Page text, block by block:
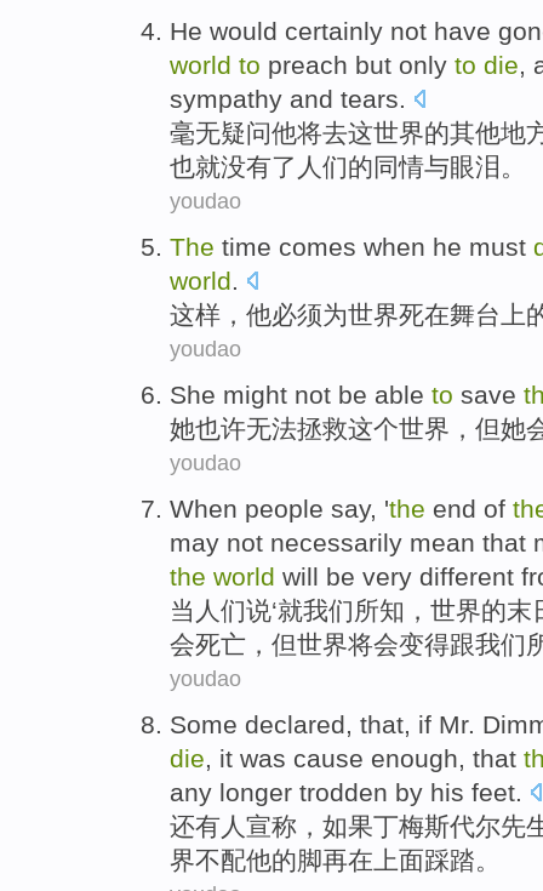
He would certainly not have
world to preach but only to die,
sympathy and tears.
毫无疑问他将去这世界的其他地
也就没有了 人们的同情与眼泪 。
youdao
The time comes when he must
world.
这样， 他必须为世界死在舞台 上
youdao
She might not be able to save
她也许无法拯救这个世界 ， 但她
youdao
When people say, 'the end of
may not necessarily mean that
the world will be very different
当 人们说‘就我们所知 ， 世界的末
会死亡 ， 但世界将会变得跟我们
youdao
Some declared , that, if Mr.
die
it was cause enough, that
any longer trodden by his feet
还有人 宣称 ， 如果丁梅斯代尔先
界不配他的脚再在 上面踩踏。